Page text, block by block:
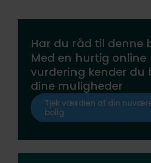
Har du råd til denne
Med en hurtig online
vurdering kender du
dine muligheder
Tjek værdien af din
bolig